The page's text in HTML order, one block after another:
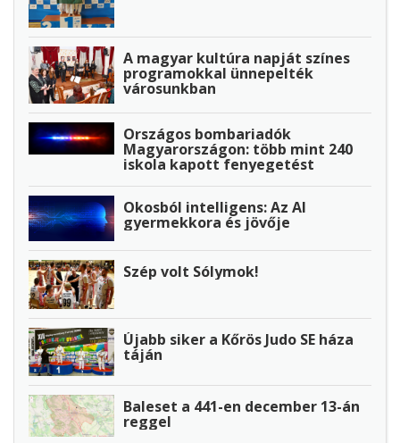
A magyar kultúra napját színes
programokkal ünnepelték
városunkban
Országos bombariadók
Magyarországon: több mint 240
iskola kapott fenyegetést
Okosból intelligens: Az AI
gyermekkora és jövője
Szép volt Sólymok!
Újabb siker a Kőrös Judo SE háza
táján
Baleset a 441-en december 13-án
reggel